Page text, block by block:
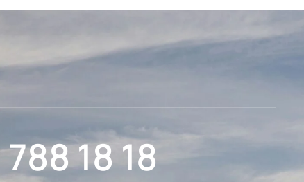
18 18